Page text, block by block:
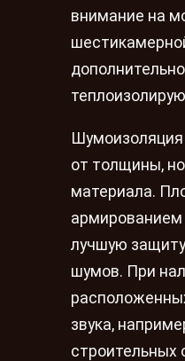
внимание на
Шумоизоляция
от толщины,
материала.
лучшую
шумов. При
звука,
строительных